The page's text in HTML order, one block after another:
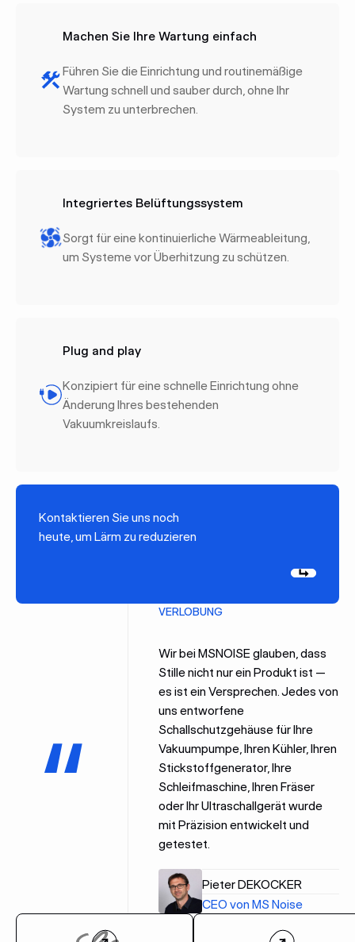
Machen Sie Ihre Wartung einfach
Führen Sie die Einrichtung und routinemäßige
Wartung schnell und sauber durch, ohne Ihr
System zu unterbrechen.
Integriertes Belüftungssystem
Sorgt für eine kontinuierliche Wärmeableitung,
um Systeme vor Überhitzung zu schützen.
Plug and play
Konzipiert für eine schnelle Einrichtung ohne
Änderung Ihres bestehenden
Vakuumkreislaufs.
Kontaktieren Sie uns noch
heute, um Lärm zu reduzieren
Weiter
VERLOBUNG
Wir bei MSNOISE glauben, dass
Stille nicht nur ein Produkt ist —
es ist ein Versprechen. Jedes von
uns entworfene
Schallschutzgehäuse für Ihre
Vakuumpumpe, Ihren Kühler, Ihren
Stickstoffgenerator, Ihre
Schleifmaschine, Ihren Fräser
oder Ihr Ultraschallgerät wurde
mit Präzision entwickelt und
getestet.
Pieter DEKOCKER
CEO von MS Noise